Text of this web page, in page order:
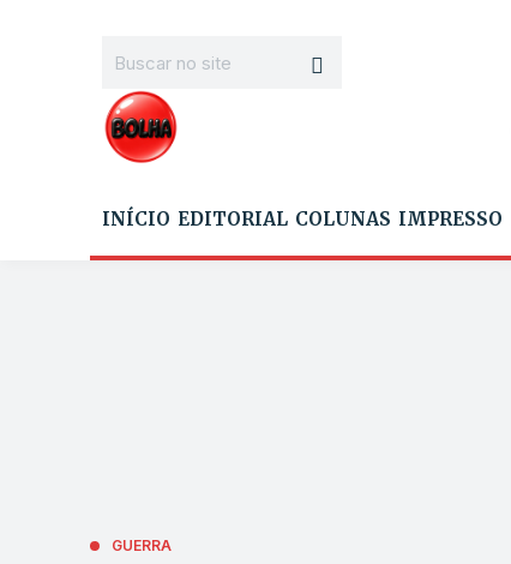
INÍCIO EDITORIAL COLUNAS IMPRESSO
GUERRA